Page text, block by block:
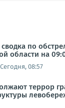
по
области на
Сегодня, 08:57
террор